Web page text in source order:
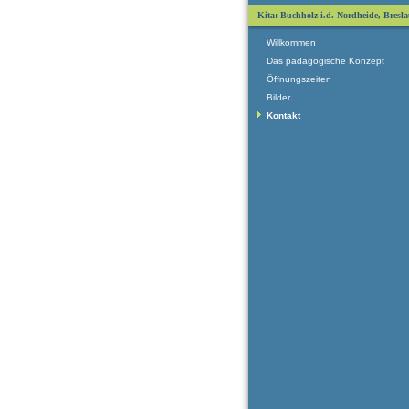
Kita: Buchholz i.d. Nordheide,
Willkommen
Das pädagogische Konzept
Öffnungszeiten
Bilder
Kontakt